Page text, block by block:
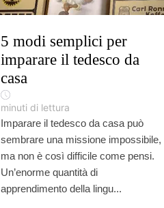
5 modi semplici per
imparare il tedesco da
casa
minuti di lettura
Imparare il tedesco da casa può
sembrare una missione impossibile,
ma non è così difficile come pensi.
Un’enorme quantità di
apprendimento della lingu...